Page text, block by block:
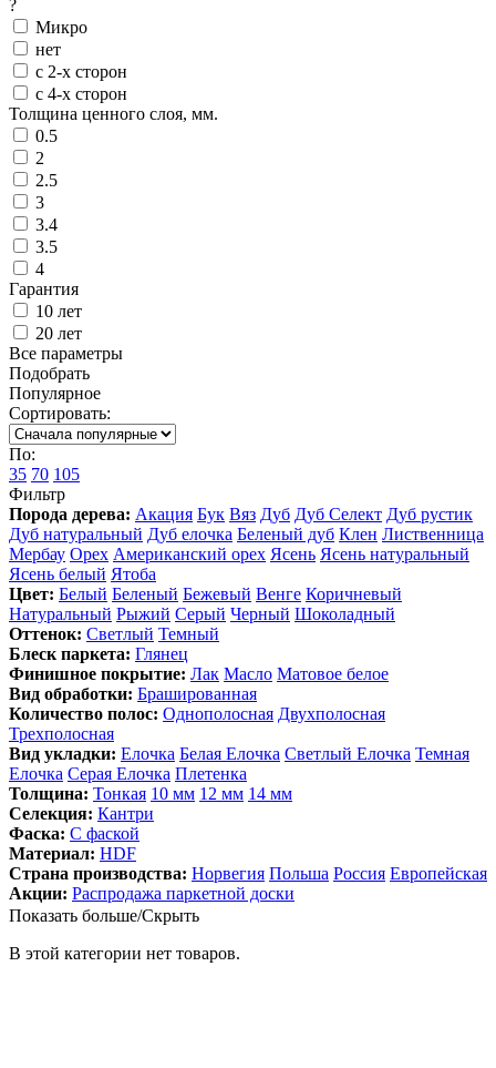
?
Микро
нет
с 2-х сторон
с 4-х сторон
Толщина ценного слоя, мм.
0.5
2
2.5
3
3.4
3.5
4
Гарантия
10 лет
20 лет
Все параметры
Подобрать
Популярное
Сортировать:
По:
35 70 105
Фильтр
Порода дерева: Акация Бук Вяз Дуб Дуб Селект Дуб рустик
Дуб натуральный Дуб елочка Беленый дуб Клен Лиственница
Мербау Орех Американский орех Ясень Ясень натуральный
Ясень белый Ятоба
Цвет: Белый Беленый Бежевый Венге Коричневый
Натуральный Рыжий Серый Черный Шоколадный
Оттенок: Светлый Темный
Блеск паркета: Глянец
Финишное покрытие: Лак Масло Матовое белое
Вид обработки: Брашированная
Количество полос: Однополосная Двухполосная
Трехполосная
Вид укладки: Елочка Белая Елочка Светлый Елочка Темная
Елочка Серая Елочка Плетенка
Толщина: Тонкая 10 мм 12 мм 14 мм
Селекция: Кантри
Фаска: С фаской
Материал: HDF
Страна производства: Норвегия Польша Россия Европейская
Акции: Распродажа паркетной доски
Показать больше/Скрыть
В этой категории нет товаров.